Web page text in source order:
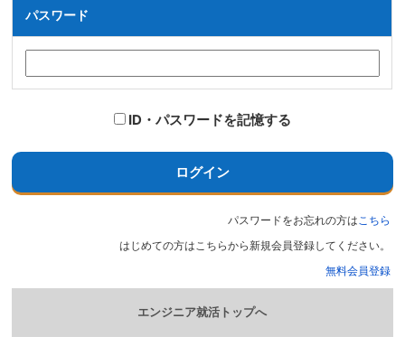
パスワード
ID・パスワードを記憶する
ログイン
パスワードをお忘れの方はこちら
はじめての方はこちらから新規会員登録してください。
無料会員登録
エンジニア就活トップへ